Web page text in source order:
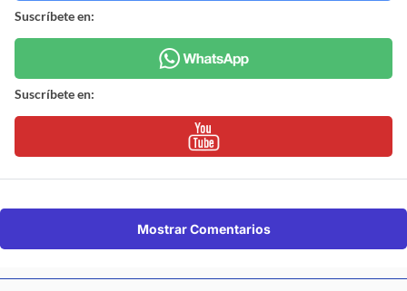
Suscríbete en:
Suscríbete en:
Mostrar Comentarios